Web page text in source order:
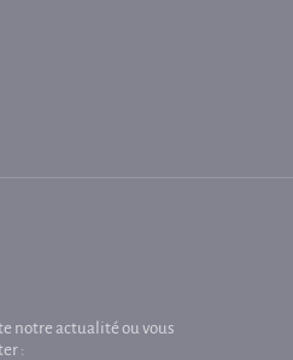
notre actualité ou vous
: